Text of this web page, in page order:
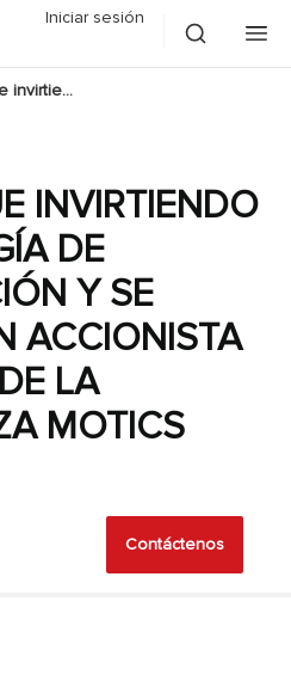
Iniciar sesión
Normet sigue invirtiendo en tecnología de electrificación y se convierte en accionista minoritario de la empresa suiza Motics
INVIRTIENDO
DE
Y SE
ACCIONISTA
LA
MOTICS
Contáctenos